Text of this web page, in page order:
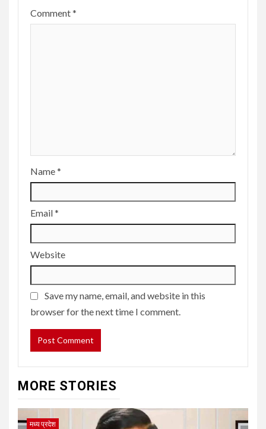
Comment*
Name*
Email*
Website
Save my name, email, and website in this
browser for the next time I comment.
MORE STORIES
मध्य प्रदेश